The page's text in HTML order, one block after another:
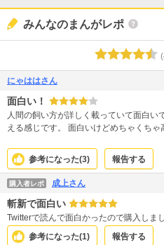
みんなのまんがレポ
(
にゃははさん
面白い！
人間の飼い方が詳しく載っていて面白い
える感じです。 面白いけどめちゃくちゃ高い。なので星4にしました。 試し読
みもほぼ出来ないので買うにはハード
めたら買う人増えるのではと思います。 内容は本当に面白いのでクーポンとか
使って買うなら後悔はないと思います！
参考になった(3) 報告する
購入者レポ 成上さん
斬新で面白い
Twitterで読んで面白かったので購入しま
参考になった(1) 報告する